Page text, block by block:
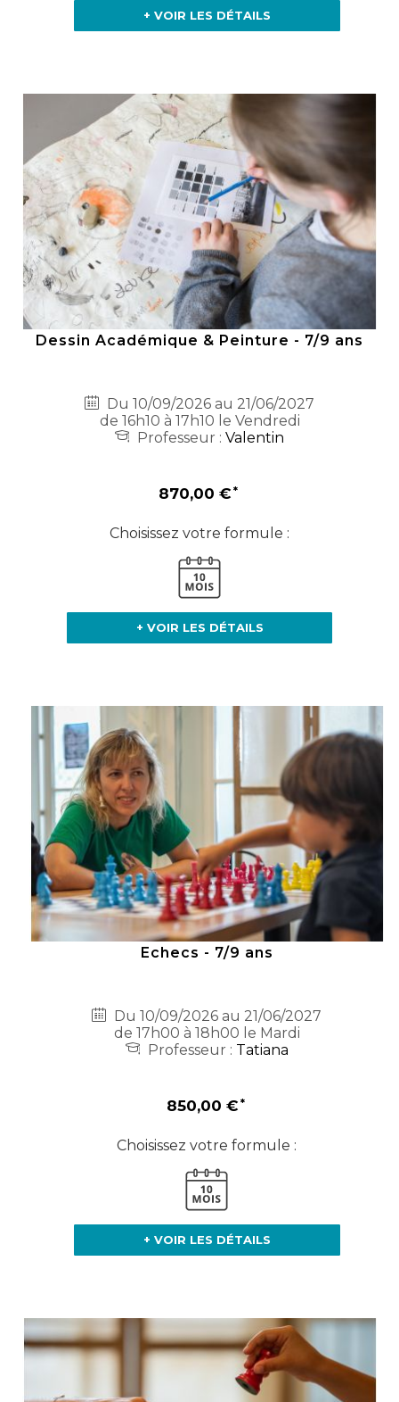
+ VOIR LES DÉTAILS
Dessin Académique & Peinture - 7/9 ans
Du 10/09/2026 au 21/06/2027
de 16h10 à 17h10 le Vendredi
Professeur : Valentin
870,00 €
Choisissez votre formule :
+ VOIR LES DÉTAILS
Echecs - 7/9 ans
Du 10/09/2026 au 21/06/2027
de 17h00 à 18h00 le Mardi
Professeur : Tatiana
850,00 €
Choisissez votre formule :
+ VOIR LES DÉTAILS